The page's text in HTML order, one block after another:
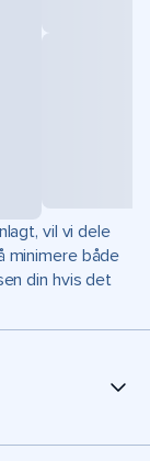
vil vi dele
minimere både
din hvis det